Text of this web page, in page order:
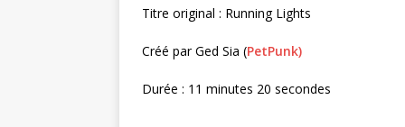
Titre original : Running Lights
Créé par Ged Sia (PetPunk)
Durée : 11 minutes 20 secondes